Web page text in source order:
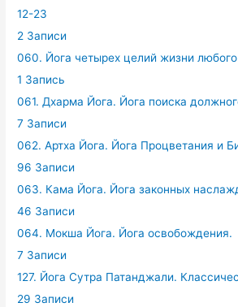
12-23
2 Записи
060. Йога четырех целий жизни любого
1 Запись
061. Дхарма Йога. Йога поиска
7 Записи
062. Артха Йога. Йога Процветания и
96 Записи
063. Кама Йога. Йога законных
46 Записи
064. Мокша Йога. Йога освобождения.
7 Записи
127. Йога Сутра Патанджали.
29 Записи